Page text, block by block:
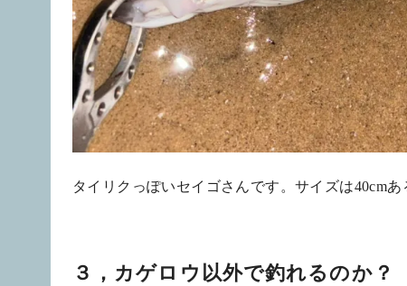
タイリクっぽいセイゴさんです。サイズは40cm
３，カゲロウ以外で釣れるのか？